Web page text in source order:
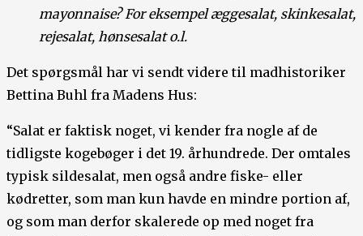
mayonnaise? For eksempel æggesalat, skinkesalat,
rejesalat, hønsesalat o.l.
Det spørgsmål har vi sendt videre til madhistoriker
Bettina Buhl fra Madens Hus:
“Salat er faktisk noget, vi kender fra nogle af de
tidligste kogebøger i det 19. århundrede. Der omtales
typisk sildesalat, men også andre fiske- eller
kødretter, som man kun havde en mindre portion af,
og som man derfor skalerede op med noget fra